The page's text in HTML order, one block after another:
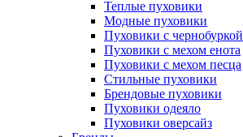
Теплые пуховики
Модные пуховики
Пуховики с чернобуркой
Пуховики с мехом енота
Пуховики с мехом песца
Стильные пуховики
Брендовые пуховики
Пуховики одеяло
Пуховики оверсайз